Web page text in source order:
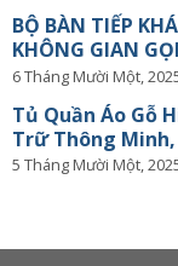
BỘ BÀN TIẾP
KHÔNG GIAN
6 Tháng Mười Một,
Tủ Quần Áo Gỗ
Trữ Thông
5 Tháng Mười Một,